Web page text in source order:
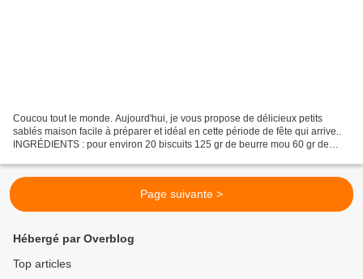
Coucou tout le monde. Aujourd'hui, je vous propose de délicieux petits
sablés maison facile à préparer et idéal en cette période de fête qui arrive..
INGRÉDIENTS : pour environ 20 biscuits 125 gr de beurre mou 60 gr de
Page suivante >
Hébergé par Overblog
Top articles